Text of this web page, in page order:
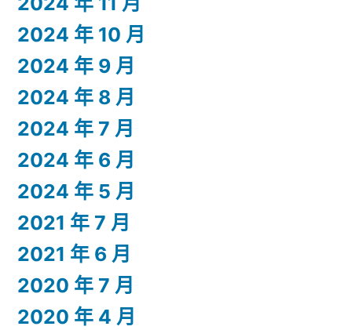
2024 年 10 月
2024 年 9 月
2024 年 8 月
2024 年 7 月
2024 年 6 月
2024 年 5 月
2021 年 7 月
2021 年 6 月
2020 年 7 月
2020 年 4 月